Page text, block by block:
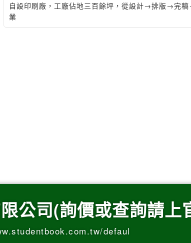
自設印刷廠，工廠佔地三百餘坪，從設計→排版→完
業
公司(詢價或查詢請上
defaul